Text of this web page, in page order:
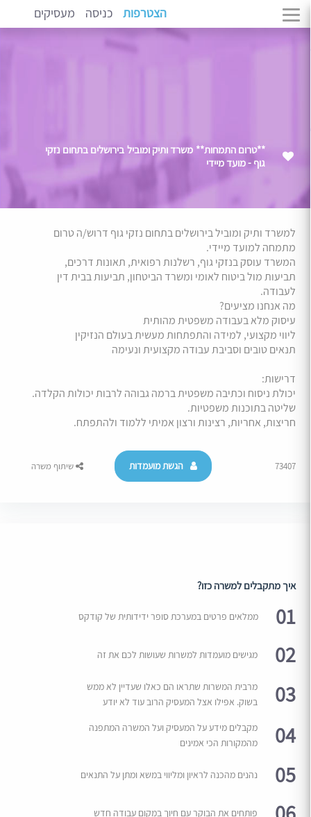
הצטרפות כניסה מעסיקים
**טרום התמחות** משרד ותיק ומוביל בירושלים בתחום נזקי
גוף - מועד מיידי
למשרד ותיק ומוביל בירושלים בתחום נזקי גוף דרוש/ה טרום
מתמחה למועד מיידי.
המשרד עוסק בנזקי גוף, רשלנות רפואית, תאונות דרכים,
תביעות מול ביטוח לאומי ומשרד הביטחון, תביעות בבית דין
לעבודה.
מה אנחנו מציעים?
עיסוק מלא בעבודה משפטית מהותית
ליווי מקצועי, למידה והתפתחות מעשית בעולם הנזיקין
תנאים טובים וסביבת עבודה מקצועית ונעימה
דרישות:
יכולת ניסוח וכתיבה משפטית ברמה גבוהה לרבות יכולות הקלדה.
שליטה בתוכנות משפטיות.
חריצות, אחריות, רצינות ורצון אמיתי ללמוד ולהתפתח.
73407 הגשת מועמדות שיתוף משרה
איך מתקבלים למשרה כזו?
01 ממלאים פרטים במערכת סופר ידידותית של קודקס
02 מגישים מועמדות למשרות שעושות לכם את זה
03
מרבית המשרות שתראו הם כאלו שעדיין לא ממש
בשוק. אפילו אצל המעסיק הרוב עוד לא יודע
04
מקבלים מידע על המעסיק ועל המשרה המתפנה
מהמקורות הכי אמינים
05 נהנים מהכנה לראיון ומליווי במשא ומתן על התנאים
פותחים את הבוקר עם חיוך במקום עבודה חדש